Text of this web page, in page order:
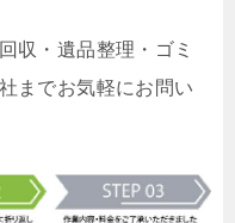
収・遺品整理・ゴミ
までお気軽にお問い